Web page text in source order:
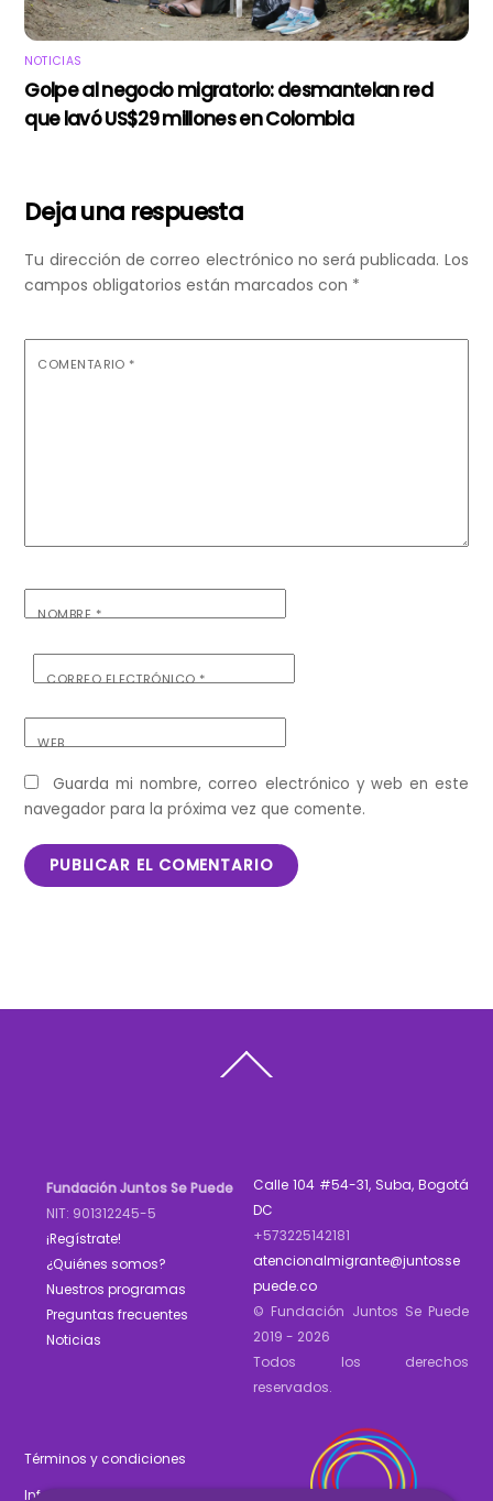
NOTICIAS
Golpe al negocio migratorio: desmantelan red
que lavó US$29 millones en Colombia
Deja una respuesta
Tu dirección de correo electrónico no será publicada. Los
campos obligatorios están marcados con *
COMENTARIO *
NOMBRE*
CORREO ELECTRÓNICO*
WEB
Guarda mi nombre, correo electrónico y web en este
navegador para la próxima vez que comente.
To
Fundación Juntos Se Puede
NIT: 901312245-5
¡Regístrate!
¿Quiénes somos?
Nuestros programas
Preguntas frecuentes
Noticias
Calle 104 #54-31, Suba, Bogotá
DC
+573225142181
atencionalmigrante@juntosse
puede.co
© Fundación Juntos Se Puede
2019 - 2026
Todos los derechos
reservados.
Términos y condiciones
Informe de gestión 2025